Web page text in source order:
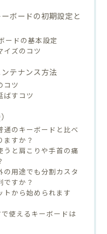
ボードの初期設定と
ードの基本設定
イズのコツ
テナンス方法
コツ
ばすコツ
通のキーボードと比べ
ますか？
うと肩こりや手首の痛
の用途でも分割カスタ
ですか？
トから始められます
使えるキーボードは